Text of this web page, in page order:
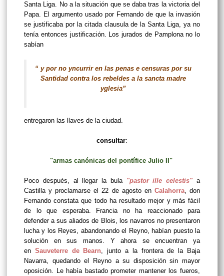
Santa Liga. No a la situación que se daba tras la victoria del
Papa. El argumento usado por Fernando de que la invasión
se justificaba por la citada clausula de la Santa Liga, ya no
tenía entonces justificación. Los jurados de Pamplona no lo
sabían
“ y por no yncurrir en las penas e censuras por su
Santidad contra los rebeldes a la sancta madre
yglesia”
entregaron las llaves de la ciudad.
consultar:
"armas canónicas del pontífice Julio II"
Poco después, al llegar la bula "pastor ille celestis"a
Castilla y proclamarse el 22 de agosto en Calahorra, don
Fernando constata que todo ha resultado mejor y más fácil
de lo que esperaba. Francia no ha reaccionado para
defender a sus aliados de Blois, los navarros no presentaron
lucha y los Reyes, abandonando el Reyno, habían puesto la
solución en sus manos. Y ahora se encuentran ya
en Sauveterre de Bearn , junto a la frontera de la Baja
Navarra, quedando el Reyno a su disposición sin mayor
oposición. Le había bastado prometer mantener los fueros,